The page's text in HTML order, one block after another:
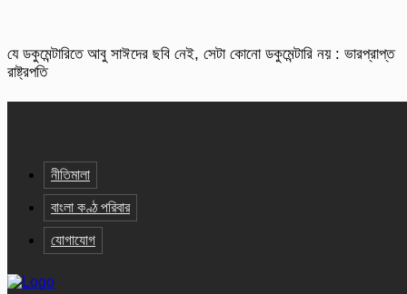
যে ডকুমেন্টারিতে আবু সাঈদের ছবি নেই, সেটা কোনো ডকুমেন্টারি নয় : ভারপ্রাপ্ত
রাষ্ট্রপতি
নীতিমালা
বাংলা কণ্ঠ পরিবার
যোগাযোগ